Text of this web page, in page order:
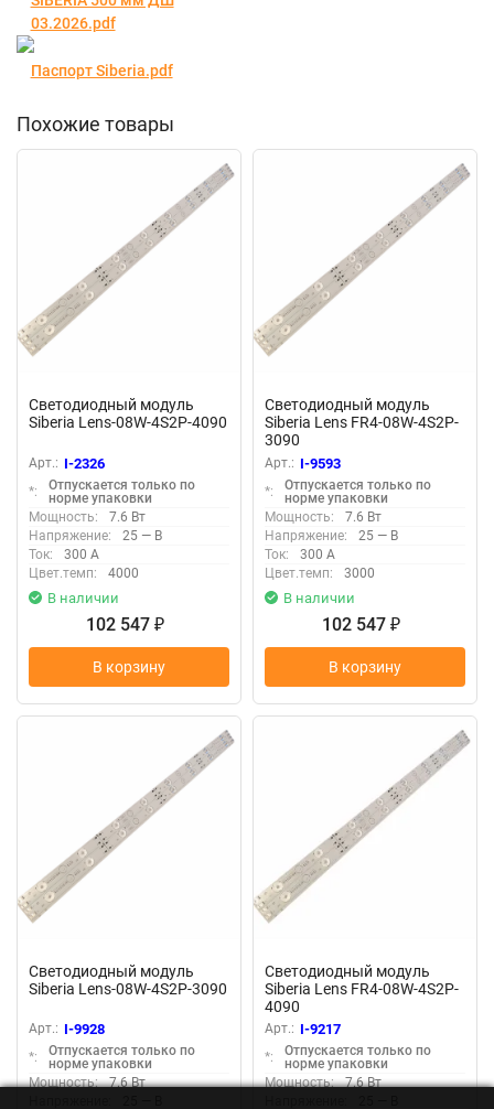
03.2026.pdf
Паспорт Siberia.pdf
Похожие товары
Светодиодный модуль
Siberia Lens-08W-4S2P-4090
Арт.: I-2326
*:
Отпускается только по
норме упаковки
Мощность:
7.6 Вт
Напряжение:
25 — В
Ток:
300 А
Цвет.темп:
4000
В наличии
102 547 ₽
В корзину
Светодиодный модуль
Siberia Lens FR4-08W-4S2P-
3090
Арт.: I-9593
*:
Отпускается только по
норме упаковки
Мощность:
7.6 Вт
Напряжение:
25 — В
Ток:
300 А
Цвет.темп:
3000
В наличии
102 547 ₽
В корзину
Светодиодный модуль
Siberia Lens-08W-4S2P-3090
Арт.: I-9928
*:
Отпускается только по
норме упаковки
Мощность:
7.6 Вт
Светодиодный модуль
Siberia Lens FR4-08W-4S2P-
4090
Арт.: I-9217
*:
Отпускается только по
норме упаковки
Мощность:
7.6 Вт